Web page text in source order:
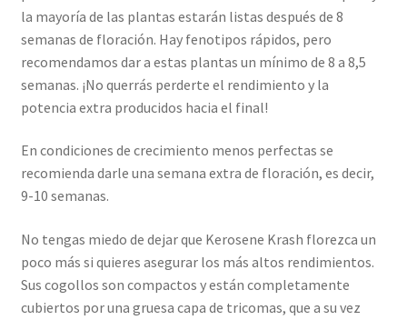
la mayoría de las plantas estarán listas después de 8
semanas de floración. Hay fenotipos rápidos, pero
recomendamos dar a estas plantas un mínimo de 8 a 8,5
semanas. ¡No querrás perderte el rendimiento y la
potencia extra producidos hacia el final!
En condiciones de crecimiento menos perfectas se
recomienda darle una semana extra de floración, es decir,
9-10 semanas.
No tengas miedo de dejar que Kerosene Krash florezca un
poco más si quieres asegurar los más altos rendimientos.
Sus cogollos son compactos y están completamente
cubiertos por una gruesa capa de tricomas, que a su vez